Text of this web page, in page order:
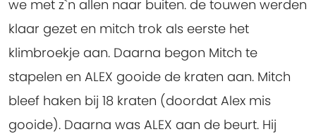
we met z`n allen naar buiten. de touwen werden
klaar gezet en mitch trok als eerste het
klimbroekje aan. Daarna begon Mitch te
stapelen en ALEX gooide de kraten aan. Mitch
bleef haken bij 18 kraten (doordat Alex mis
gooide). Daarna was ALEX aan de beurt. Hij